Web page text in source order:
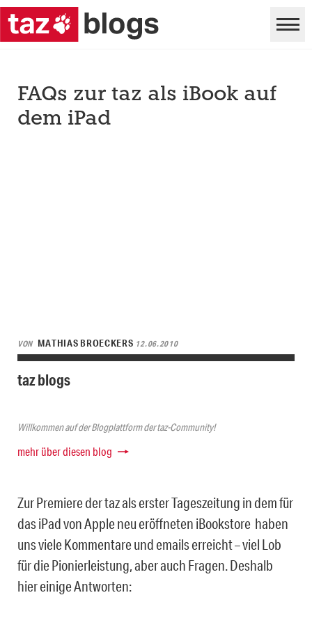
FAQs zur taz als iBook auf
dem iPad
VON MATHIAS BROECKERS 12.06.2010
taz blogs
Willkommen auf der Blogplattform der taz-Community!
mehr über diesen blog
Zur Premiere der taz als erster Tageszeitung in dem für
das iPad von Apple neu eröffneten iBookstore haben
uns viele Kommentare und emails erreicht – viel Lob
für die Pionierleistung, aber auch Fragen. Deshalb
hier einige Antworten: